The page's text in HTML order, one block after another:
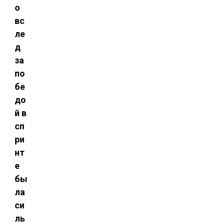
о
вс
ле
д
за
по
бе
до
й в
сп
ри
нт
е
бы
ла
си
ль